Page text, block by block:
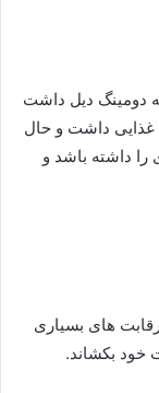
دومینگ دیل داشت
غذایی داشت و حال
داشته باشد و
های بسیاری
خود بکشاند.